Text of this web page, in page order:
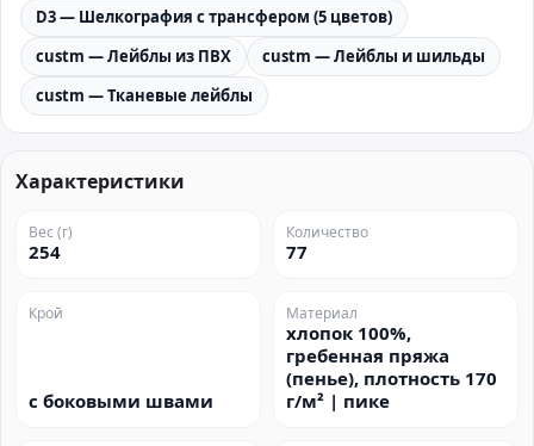
D3 — Шелкография с трансфером (5 цветов)
custm — Лейблы из ПВХ
custm — Лейблы и шильды
custm — Тканевые лейблы
Характеристики
Вес (г)
254
Количество
77
Крой
с боковыми швами
Материал
хлопок 100%,
гребенная пряжа
(пенье), плотность 170
г/м² | пике